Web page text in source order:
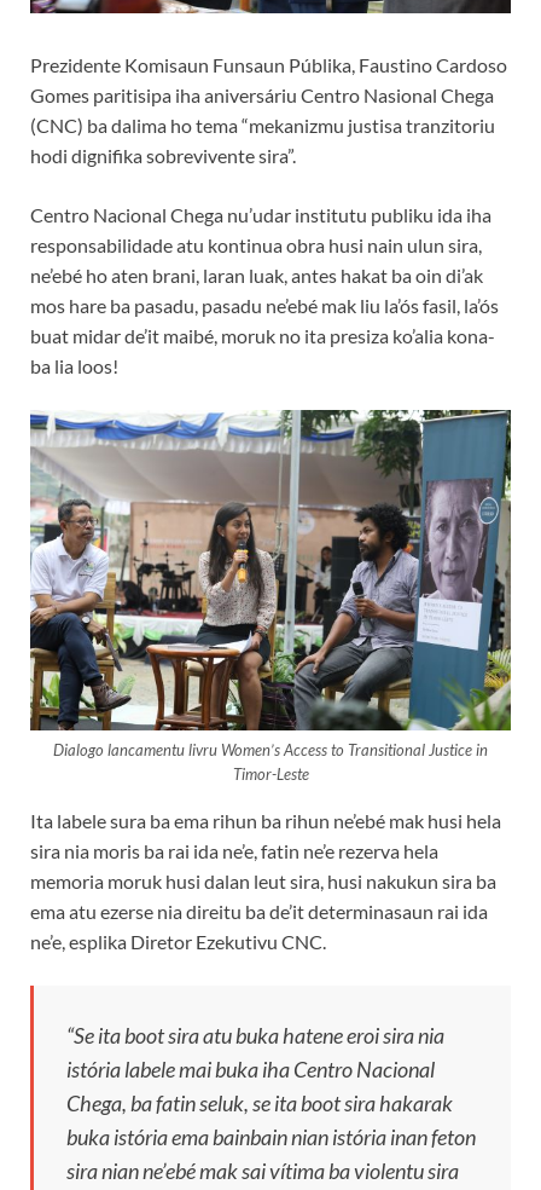
Prezidente Komisaun Funsaun Públika, Faustino Cardoso
Gomes paritisipa iha aniversáriu Centro Nasional Chega
(CNC) ba dalima ho tema “mekanizmu justisa tranzitoriu
hodi dignifika sobrevivente sira”.
Centro Nacional Chega nu’udar institutu publiku ida iha
responsabilidade atu kontinua obra husi nain ulun sira,
ne’ebé ho aten brani, laran luak, antes hakat ba oin di’ak
mos hare ba pasadu, pasadu ne’ebé mak liu la’ós fasil, la’ós
buat midar de’it maibé, moruk no ita presiza ko’alia kona-
ba lia loos!
Dialogo lancamentu livru Women’s Access to Transitional Justice in
Timor-Leste
Ita labele sura ba ema rihun ba rihun ne’ebé mak husi hela
sira nia moris ba rai ida ne’e, fatin ne’e rezerva hela
memoria moruk husi dalan leut sira, husi nakukun sira ba
ema atu ezerse nia direitu ba de’it determinasaun rai ida
ne’e, esplika Diretor Ezekutivu CNC.
“Se ita boot sira atu buka hatene eroi sira nia
istória labele mai buka iha Centro Nacional
Chega, ba fatin seluk, se ita boot sira hakarak
buka istória ema bainbain nian istória inan feton
sira nian ne’ebé mak sai vítima ba violentu sira